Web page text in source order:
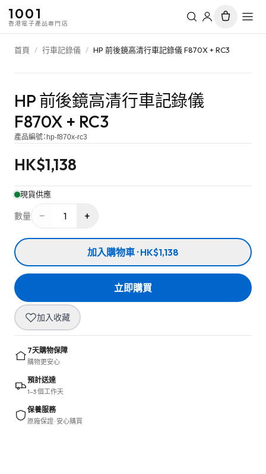
1001
香港電子產品專門店
首頁 / 行車記錄儀 / HP 前後鏡高清行車記錄儀 F870X + RC3
HP 前後鏡高清行車記錄儀
F870X + RC3
產品編號： hp-f870x-rc3
HK$1,138
現貨供應
數量 − 1 +
加入購物車 · HK$1,138
立即購買
加入收藏
7天購物保障
購物更安心
預計送達
1–3 個工作天
保養服務
原廠保證 · 安心購買